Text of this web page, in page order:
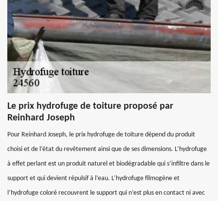
Le prix hydrofuge de toiture proposé par
Reinhard Joseph
Pour Reinhard Joseph, le prix hydrofuge de toiture dépend du produit
choisi et de l’état du revêtement ainsi que de ses dimensions. L’hydrofuge
à effet perlant est un produit naturel et biodégradable qui s’infiltre dans le
support et qui devient répulsif à l’eau. L’hydrofuge filmogène et
l’hydrofuge coloré recouvrent le support qui n’est plus en contact ni avec